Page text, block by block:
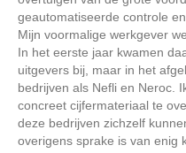
geautomatiseerde controle
Mijn voormalige werkgever
In het eerste jaar kwamen
uitgevers bij, maar in het
bedrijven als Nefli en Neroc.
concreet cijfermateriaal te
deze bedrijven zichzelf
overigens sprake is van enig